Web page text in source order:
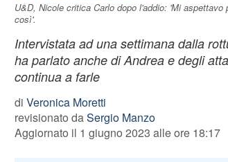
U&D, Nicole critica Carlo dopo l'addio: 'Mi aspettavo
così'.
Intervistata ad una settimana dalla
ha parlato anche di Andrea e degli
continua a farle
di Veronica Moretti
revisionato daSergio Manzo
Aggiornato il 1 giugno 2023 alle ore 18:17